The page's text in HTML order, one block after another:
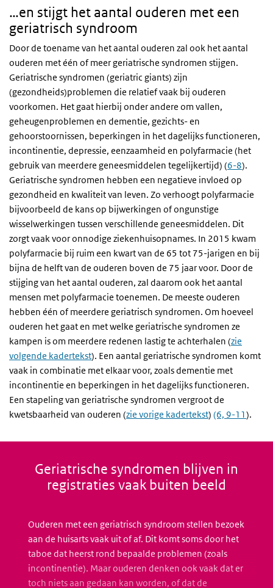
65-plussers in Nederland kwetsbaar (
risicofactoren voor de verschillende domeinen van
kwetsbaarheid verschillen. Zo hebben vrouwen een
grotere kans op psychische kwetsbaarheid en een
lagere kans op sociale kwetsbaarheid. Kwetsbaarheid
is daarnaast een dynamische toestand: iemand kan
meer of minder kwetsbaar worden. Verschillende
levensfasen en gebeurtenissen (transities), zoals
verhuizing en ziekenhuisopname, kunnen een
verandering in de mate van kwetsbaarheid
veroorzaken. Naar verwachting neemt het absolute
aantal kwetsbare ouderen de komende jaren toe: van
700.000 in 2010 naar ruim 1 miljoen in 2030 (3).
Door de groei van het aantal ouderen, betekent dit
echter dat het aantal kwetsbare ouderen procentueel
gezien juist afneemt (3, 4) . Dit komt onder andere
door een toename van het opleidingsniveau van
ouderen. Ook de eigenschappen van de groep
kwetsbare ouderen zullen naar verwachting
veranderen. Zo zullen kwetsbare ouderen vaker oude
ouderen zijn, gescheiden of nooit getrouwd zijn en
milde beperkingen hebben (3-5).
…en stijgt het aantal ouderen met een
geriatrisch syndroom
Door de toename van het aantal ouderen zal ook het aantal
ouderen met één of meer geriatrische syndromen stijgen.
Geriatrische syndromen (geriatric giants) zijn
(gezondheids)problemen die relatief vaak bij ouderen
voorkomen. Het gaat hierbij onder andere om vallen,
geheugenproblemen en dementie, gezichts- en
gehoorstoornissen, beperkingen in het dagelijks functioneren,
incontinentie, depressie, eenzaamheid en polyfarmacie (het
gebruik van meerdere geneesmiddelen tegelijkertijd) (6-8).
Geriatrische syndromen hebben een negatieve invloed op
gezondheid en kwaliteit van leven. Zo verhoogt polyfarmacie
bijvoorbeeld de kans op bijwerkingen of ongunstige
wisselwerkingen tussen verschillende geneesmiddelen. Dit
zorgt vaak voor onnodige ziekenhuisopnames. In 2015 kwam
polyfarmacie bij ruim een kwart van de 65 tot 75-jarigen en bij
bijna de helft van de ouderen boven de 75 jaar voor. Door de
stijging van het aantal ouderen, zal daarom ook het aantal
mensen met polyfarmacie toenemen. De meeste ouderen
hebben één of meerdere geriatrisch syndromen. Om hoeveel
ouderen het gaat en met welke geriatrische syndromen ze
kampen is om meerdere redenen lastig te achterhalen (zie
volgende kadertekst). Een aantal geriatrische syndromen komt
vaak in combinatie met elkaar voor, zoals dementie met
incontinentie en beperkingen in het dagelijks functioneren.
Een stapeling van geriatrische syndromen vergroot de
kwetsbaarheid van ouderen (zie vorige kadertekst) (6, 9-11).
Geriatrische syndromen blijven in
registraties vaak buiten beeld
Ouderen met een geriatrisch syndroom stellen bezoek
aan de huisarts vaak uit of af. Dit komt soms door het
taboe dat heerst rond bepaalde problemen (zoals
incontinentie). Maar ouderen denken ook vaak dat er
toch niets aan gedaan kan worden, of dat de